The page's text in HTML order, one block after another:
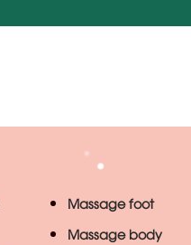
Massage foot
Massage body